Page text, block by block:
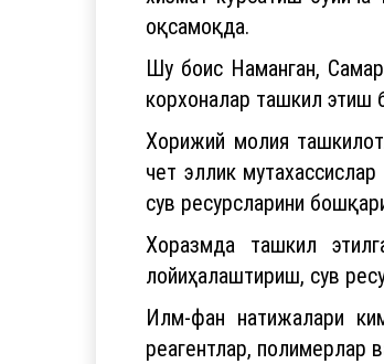
Шу боис Наманган,
корхоналар ташкил этиш
Хорижий молия
чет эллик
сув ресурсларини
Хоразмда ташкил
лойиҳалаштириш, сув
Илм-фан натижалари
реагентлар, полимерлар
Шу муносабат билан,